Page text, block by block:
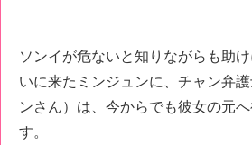
ソンイが危ないと知りながらも助
いに来たミンジュンに、チャン弁
ンさん）は、今からでも彼女の元
す。